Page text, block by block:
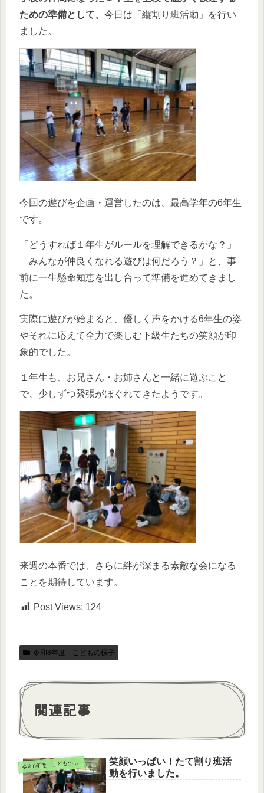
ための準備として、 今日は「縦割り班活動」を行い
ました。
今回の遊びを企画・運営したのは、最高学年の6年生
です。
「どうすれば１年生がルールを理解できるかな？」
「みんなが仲良くなれる遊びは何だろう？」と、事
前に一生懸命知恵を出し合って準備を進めてきまし
た。
実際に遊びが始まると、優しく声をかける6年生の姿
やそれに応えて全力で楽しむ下級生たちの笑顔が印
象的でした。
１年生も、お兄さん・お姉さんと一緒に遊ぶこと
で、少しずつ緊張がほぐれてきたようです。
来週の本番では、さらに絆が深まる素敵な会になる
ことを期待しています。
Post Views: 124
令和8年度 こどもの様子
関連記事
令
和8年度 こどもの様子
笑顔いっぱい！たて割り班活
動を行いました。